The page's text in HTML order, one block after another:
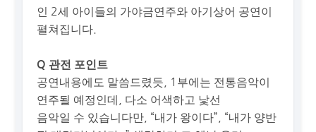
인 2세 아이들의 가야금연주와 아기상어 공연이
펼쳐집니다.
Q 관전 포인트
공연내용에도 말씀드렸듯, 1부에는 전통음악이
연주될 예정인데, 다소 어색하고 낯선
음악일 수 있습니다만, “내가 왕이다”, “내가 양반